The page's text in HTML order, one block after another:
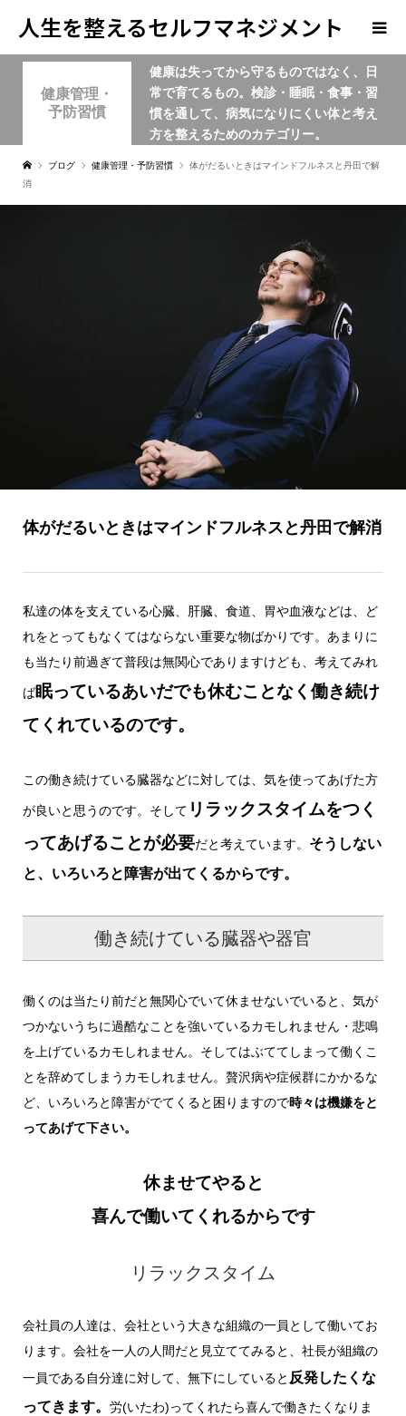
人生を整えるセルフマネジメント
健康管理・
予防習慣
健康は失ってから守るものではなく、日
常で育てるもの。検診・睡眠・食事・習
慣を通して、病気になりにくい体と考え
方を整えるためのカテゴリー。
ブログ 健康管理・予防習慣
体がだるいときはマインドフルネスと丹田で解
消
体がだるいときはマインドフルネスと丹田で解消
私達の体を支えている心臓、肝臓、食道、胃や血液などは、ど
れをとってもなくてはならない重要な物ばかりです。あまりに
も当たり前過ぎて普段は無関心でありますけども、考えてみれ
ば眠っているあいだでも休むことなく働き続け
てくれているのです。
この働き続けている臓器などに対しては、気を使ってあげた方
が良いと思うのです。そして リラックスタイムをつく
ってあげることが必要だと考えています。 そうしない
と、いろいろと障害が出てくるからです。
働き続けている臓器や器官
働くのは当たり前だと無関心でいて休ませないでいると、気が
つかないうちに過酷なことを強いているカモしれません・悲鳴
を上げているカモしれません。そしてはぶててしまって働くこ
とを辞めてしまうカモしれません。贅沢病や症候群にかかるな
ど、いろいろと障害がでてくると困りますので時々は機嫌をと
ってあげて下さい。
休ませてやると
喜んで働いてくれるからです
リラックスタイム
会社員の人達は、会社という大きな組織の一員として働いてお
ります。会社を一人の人間だと見立ててみると、社長が組織の
一員である自分達に対して、無下にしていると 反発したくな
ってきます。 労(いたわ)ってくれたら喜んで働きたくなりま